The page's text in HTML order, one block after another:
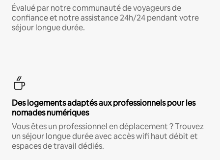
Évalué par notre communauté de voyageurs de
confiance et notre assistance 24h/24 pendant votre
séjour longue durée.
Des logements adaptés aux professionnels pour les
nomades numériques
Vous êtes un professionnel en déplacement ? Trouvez
un séjour longue durée avec accès wifi haut débit et
espaces de travail dédiés.